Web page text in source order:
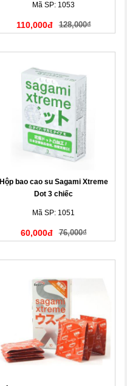
Mã SP: 1053
110,000đ 128,000₫
Hộp bao cao su Sagami Xtreme
Dot 3 chiếc
Mã SP: 1051
60,000đ 76,000₫